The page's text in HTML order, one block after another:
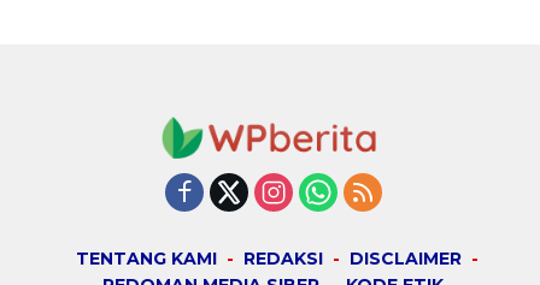
TENTANG KAMI REDAKSI
DISCLAIMER